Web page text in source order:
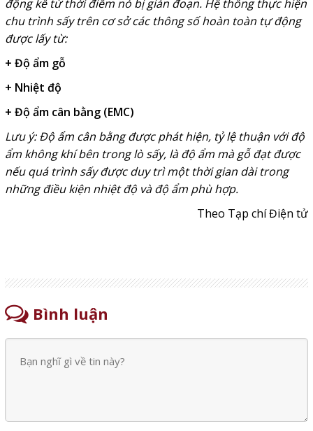
động kể từ thời điểm nó bị gián đoạn. Hệ thống thực hiện
chu trình sấy trên cơ sở các thông số hoàn toàn tự động
được lấy từ:
+ Độ ẩm gỗ
+ Nhiệt độ
+ Độ ẩm cân bằng (EMC)
Lưu ý: Độ ẩm cân bằng được phát hiện, tỷ lệ thuận với độ
ẩm không khí bên trong lò sấy, là độ ẩm mà gỗ đạt được
nếu quá trình sấy được duy trì một thời gian dài trong
những điều kiện nhiệt độ và độ ẩm phù hợp.
Theo Tạp chí Điện tử
Bình luận